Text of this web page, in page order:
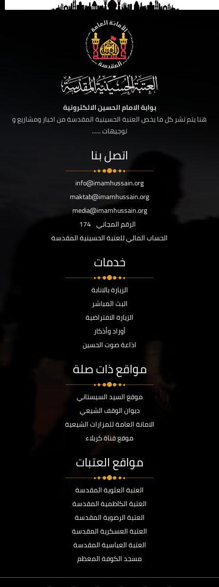
بوابة الامام الحسين الالكترونية
هنا يتم نشر كل ما يخص العتبة الحسينية المقدسة من اخبار ومشاريع و
توجيهات ......
اتصل بنا
info@imamhussain.org
maktab@imamhussain.org
media@imamhussain.org
الرقم المجاني 174
الحساب المالي للعتبة الحسينية المقدسة
خدمات
الزيارة بالانابة
البث المباشر
الزيارة الافتراضية
أوراد وأذكار
اذاعة صوت الحسين
مواقع ذات صلة
موقع السيد السيستاني
ديوان الوقف الشيعي
الامانة العامة للمزارات الشيعية
موقع قناة كربلاء
مواقع العتبات
العتبة العلوية المقدسة
العتبة الكاظمية المقدسة
العتبة الرضوية المقدسة
العتبة العسكرية المقدسة
العتبة العباسية المقدسة
مسجد الكوفة المعظم